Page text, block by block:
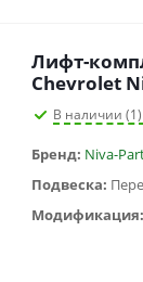
Лифт-
Chevrolet
В наличии (1)
Бренд: Niva-
Подвеска:
Модификация: